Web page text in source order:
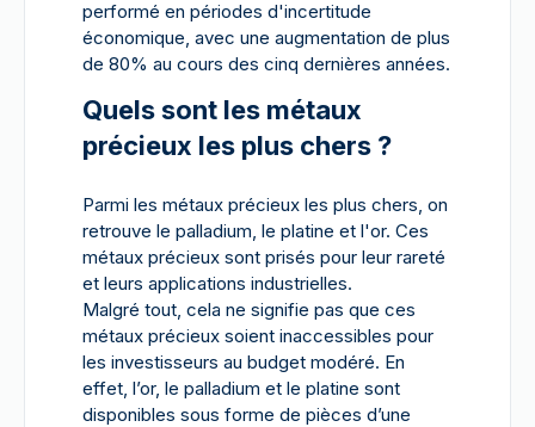
performé en périodes d'incertitude
économique, avec une augmentation de plus
de 80% au cours des cinq dernières années.
Quels sont les métaux
précieux les plus chers ?
Parmi les métaux précieux les plus chers, on
retrouve le palladium, le platine et l'or. Ces
métaux précieux sont prisés pour leur rareté
et leurs applications industrielles.
Malgré tout, cela ne signifie pas que ces
métaux précieux soient inaccessibles pour
les investisseurs au budget modéré. En
effet, l’or, le palladium et le platine sont
disponibles sous forme de pièces d’une